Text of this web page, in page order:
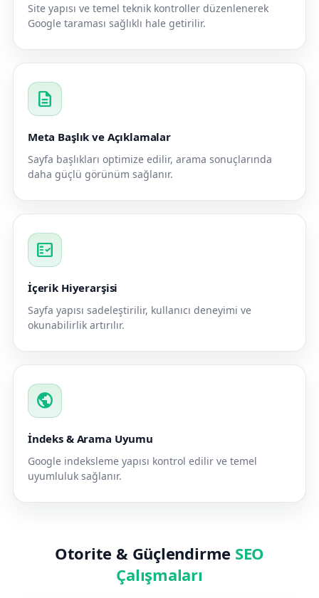
Site yapısı ve temel teknik kontroller düzenlenerek
Google taraması sağlıklı hale getirilir.
description
Meta Başlık ve Açıklamalar
Sayfa başlıkları optimize edilir, arama sonuçlarında
daha güçlü görünüm sağlanır.
fact_check
İçerik Hiyerarşisi
Sayfa yapısı sadeleştirilir, kullanıcı deneyimi ve
okunabilirlik artırılır.
public
İndeks & Arama Uyumu
Google indeksleme yapısı kontrol edilir ve temel
uyumluluk sağlanır.
Otorite & Güçlendirme SEO
Çalışmaları